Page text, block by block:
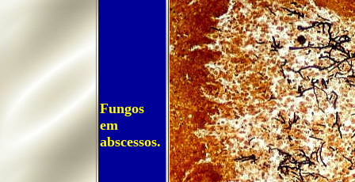
Fungos
em
abscessos.